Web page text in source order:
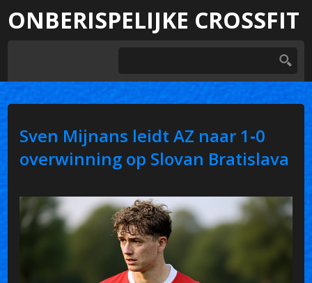
ONBERISPELIJKE CROSSFIT
Sven Mijnans leidt AZ naar 1‑0
overwinning op Slovan Bratislava